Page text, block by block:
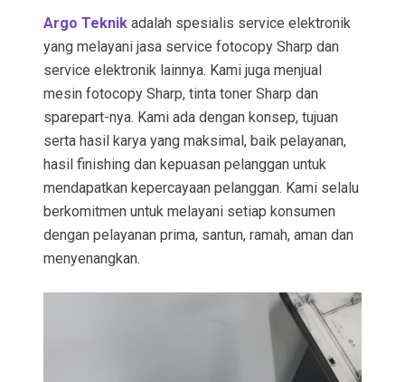
Argo Teknik adalah spesialis service elektronik
yang melayani jasa service fotocopy Sharp dan
service elektronik lainnya. Kami juga menjual
mesin fotocopy Sharp, tinta toner Sharp dan
sparepart-nya. Kami ada dengan konsep, tujuan
serta hasil karya yang maksimal, baik pelayanan,
hasil finishing dan kepuasan pelanggan untuk
mendapatkan kepercayaan pelanggan. Kami selalu
berkomitmen untuk melayani setiap konsumen
dengan pelayanan prima, santun, ramah, aman dan
menyenangkan.